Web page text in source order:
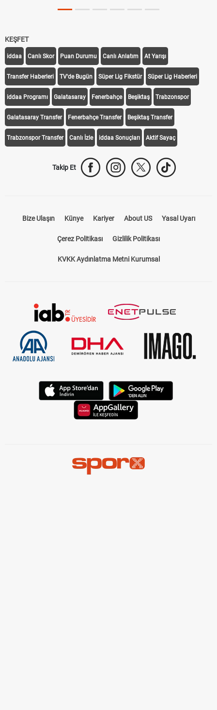
KEŞFET
iddaa Canlı Skor Puan Durumu Canlı Anlatım At Yarışı
Transfer Haberleri TV'de Bugün Süper Lig Fikstür Süper Lig Haberleri
iddaa Programı Galatasaray Fenerbahçe Beşiktaş Trabzonspor
Galatasaray Transfer Fenerbahçe Transfer Beşiktaş Transfer
Trabzonspor Transfer Canlı İzle iddaa Sonuçları Aktif Sayaç
Takip Et
Bize Ulaşın Künye Kariyer About US Yasal Uyarı
Çerez Politikası Gizlilik Politikası
KVKK Aydınlatma Metni Kurumsal